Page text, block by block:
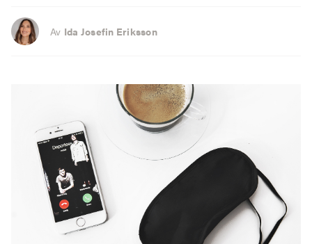
Av Ida Josefin Eriksson